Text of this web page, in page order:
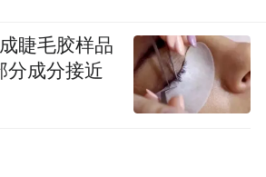
睫毛胶样品
分成分接近